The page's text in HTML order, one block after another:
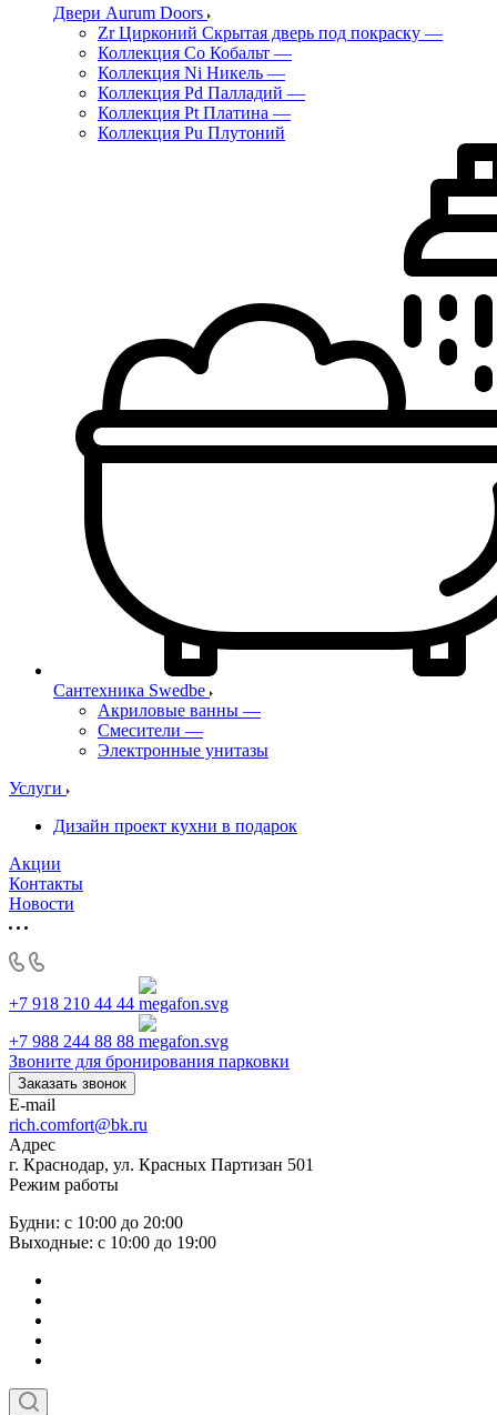
Двери Aurum Doors
Zr Цирконий Скрытая дверь под покраску —
Коллекция Co Кобальт —
Коллекция Ni Никель —
Коллекция Pd Палладий —
Коллекция Pt Платина —
Коллекция Pu Плутоний
Сантехника Swedbe
Акриловые ванны —
Смесители —
Электронные унитазы
Услуги
Дизайн проект кухни в подарок
Акции
Контакты
Новости
+7 918 210 44 44
+7 988 244 88 88
Звоните для бронирования парковки
Заказать звонок
E-mail
rich.comfort@bk.ru
Адрес
г. Краснодар, ул. Красных Партизан 501
Режим работы
Будни: с 10:00 до 20:00
Выходные: с 10:00 до 19:00